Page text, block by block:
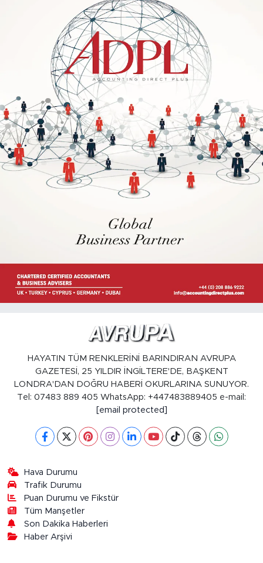
HAYATIN TÜM RENKLERİNİ BARINDIRAN AVRUPA
GAZETESİ, 25 YILDIR İNGİLTERE'DE, BAŞKENT
LONDRA'DAN DOĞRU HABERİ OKURLARINA SUNUYOR.
Tel: 07483 889 405 WhatsApp: +447483889405 e-mail:
[email protected]
Hava Durumu
Trafik Durumu
Puan Durumu ve Fikstür
Tüm Manşetler
Son Dakika Haberleri
Haber Arşivi